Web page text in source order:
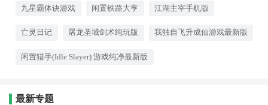
单，让修仙回归到一种悠然自得的
九星霸体诀游戏 闲置铁路大亨 江湖主宰手机版
亡灵日记 屠龙圣域剑术纯玩版 我独自飞升成仙游戏最新版
闲置猎手(Idle Slayer) 游戏纯净最新版
最新专题